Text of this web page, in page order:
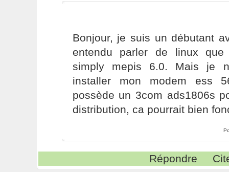
Bonjour, je suis un débutant
entendu parler de linux
simply mepis 6.0. Mais je
installer mon modem ess
possède un 3com ads1806s
distribution, ca pourrait bien
Répondre